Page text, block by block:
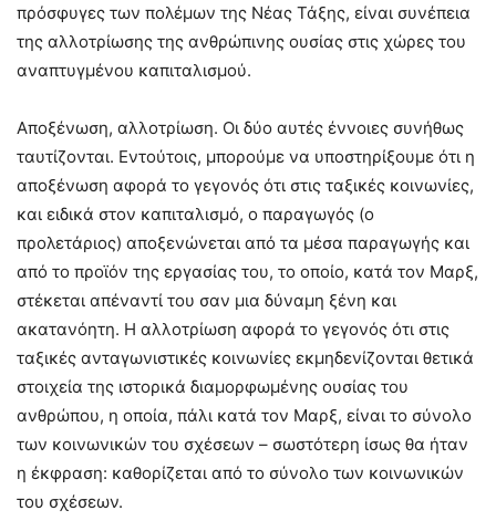
πρόσφυγες των πολέμων της Νέας Τάξης, είναι συνέπεια
της αλλοτρίωσης της ανθρώπινης ουσίας στις χώρες του
αναπτυγμένου καπιταλισμού.
Αποξένωση, αλλοτρίωση. Οι δύο αυτές έννοιες συνήθως
ταυτίζονται. Εντούτοις, μπορούμε να υποστηρίξουμε ότι η
αποξένωση αφορά το γεγονός ότι στις ταξικές κοινωνίες,
και ειδικά στον καπιταλισμό, ο παραγωγός (ο
προλετάριος) αποξενώνεται από τα μέσα παραγωγής και
από το προϊόν της εργασίας του, το οποίο, κατά τον Μαρξ,
στέκεται απέναντί του σαν μια δύναμη ξένη και
ακατανόητη. Η αλλοτρίωση αφορά το γεγονός ότι στις
ταξικές ανταγωνιστικές κοινωνίες εκμηδενίζονται θετικά
στοιχεία της ιστορικά διαμορφωμένης ουσίας του
ανθρώπου, η οποία, πάλι κατά τον Μαρξ, είναι το σύνολο
των κοινωνικών του σχέσεων – σωστότερη ίσως θα ήταν
η έκφραση: καθορίζεται από το σύνολο των κοινωνικών
του σχέσεων.